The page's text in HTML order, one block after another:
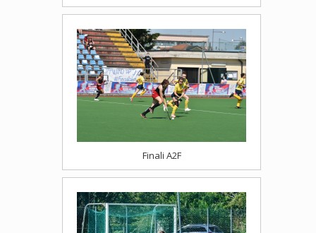
PRENOTAZIONE
CAMPI GIOCO
6 Novembre 2025
Women in Sport Festival 2025 –
Insieme per il Futuro dello Sport
Femminile
ospitano la prima edizione del Festival dedicato alle
donne nello sport, tra incontri con atlete olimpiche,
Leggi tutto
Finali A2F